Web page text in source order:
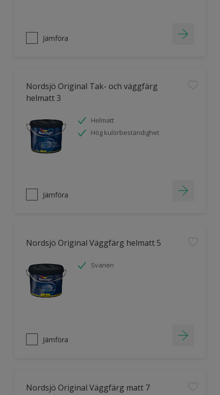
Jämföra
Nordsjö Original Tak- och väggfärg
helmatt 3
Helmatt
Hög kulörbeständighet
Jämföra
Nordsjö Original Väggfärg helmatt 5
Svanen
Jämföra
Nordsjö Original Väggfärg matt 7